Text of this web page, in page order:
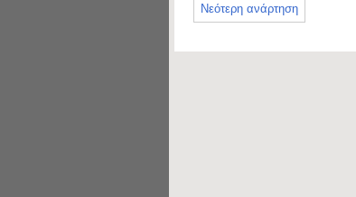
Νεότερη ανάρτηση